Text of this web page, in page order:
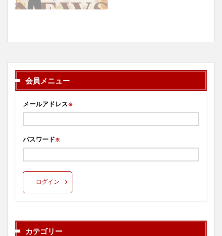
会員メニュー
メールアドレス※
パスワード※
ログイン
カテゴリー